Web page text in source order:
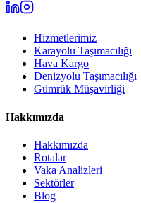
Hizmetlerimiz
Karayolu Taşımacılığı
Hava Kargo
Denizyolu Taşımacılığı
Gümrük Müşavirliği
Hakkımızda
Hakkımızda
Rotalar
Vaka Analizleri
Sektörler
Blog